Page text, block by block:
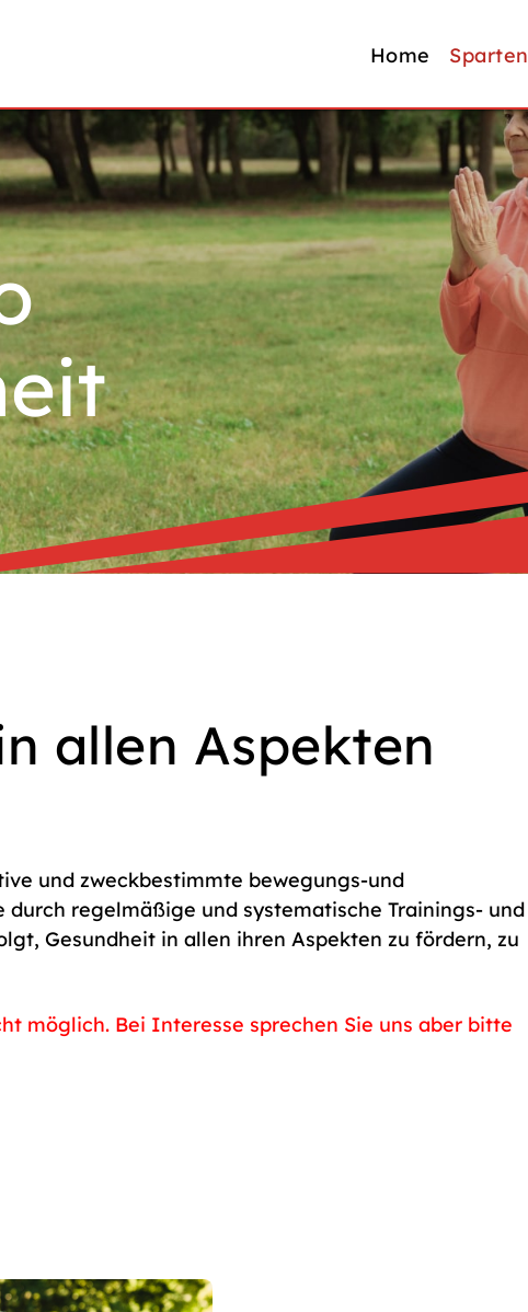
Home Sparten
allen Aspekten
und zweckbestimmte bewegungs-und
regelmäßige und systematische Trainings- und
Gesundheit in allen ihren Aspekten zu fördern, zu
möglich. Bei Interesse sprechen Sie uns aber bitte